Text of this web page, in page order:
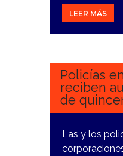
LEER MÁS
16
Policías
reciben
de
Las y los